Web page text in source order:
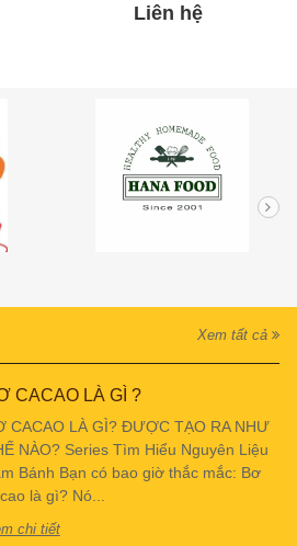
Liên hệ
Xem tất cả
CACAO LÀ GÌ ?
CACAO LÀ GÌ? ĐƯỢC TẠO RA NHƯ
NÀO? Series Tìm Hiểu Nguyên Liệu
Bánh Bạn có bao giờ thắc mắc: Bơ
là gì? Nó...
chi tiết